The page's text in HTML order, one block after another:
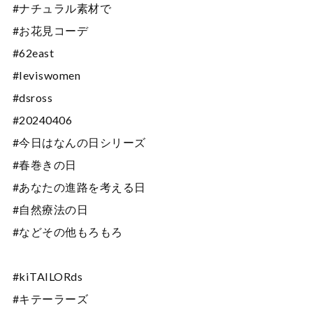
#ナチュラル素材で
#お花見コーデ
#62east
#leviswomen
#dsross
#20240406
#今日はなんの日シリーズ
#春巻きの日
#あなたの進路を考える日
#自然療法の日
#などその他もろもろ
#kiTAILORds
#キテーラーズ